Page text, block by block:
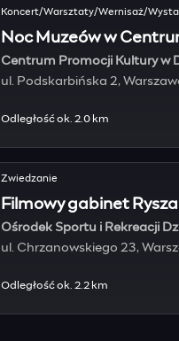
Koncert/Warsztaty/Wernisaż/
Noc Muzeów w
Centrum Promocji Kultury w
ul. Podskarbińska 2,
Odległość ok. 2.0 km
Zwiedzanie
Filmowy gabinet
Ośrodek Sportu i Rekreacji
ul. Chrzanowskiego 23,
Odległość ok. 2.2 km